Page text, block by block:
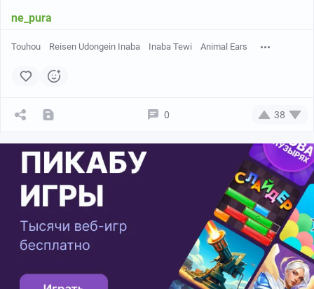
ne_pura
Touhou Reisen Udongein Inaba Inaba Tewi Animal Ears
0 38